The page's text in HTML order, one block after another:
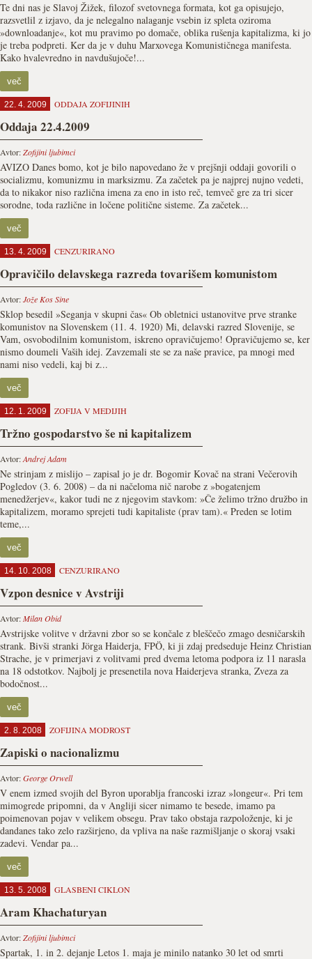
Te dni nas je Slavoj Žižek, filozof svetovnega formata, kot ga opisujejo,
razsvetlil z izjavo, da je nelegalno nalaganje vsebin iz spleta oziroma
»downloadanje«, kot mu pravimo po domače, oblika rušenja kapitalizma, ki jo
je treba podpreti. Ker da je v duhu Marxovega Komunističnega manifesta.
Kako hvalevredno in navdušujoče!...
več
22. 4. 2009 ODDAJA ZOFIJINIH
Oddaja 22.4.2009
Avtor:Zofijini ljubimci
AVIZO Danes bomo, kot je bilo napovedano že v prejšnji oddaji govorili o
socializmu, komunizmu in marksizmu. Za začetek pa je najprej nujno vedeti,
da to nikakor niso različna imena za eno in isto reč, temveč gre za tri sicer
sorodne, toda različne in ločene politične sisteme. Za začetek...
več
13. 4. 2009 CENZURIRANO
Opravičilo delavskega razreda tovarišem komunistom
Avtor:Jože Kos Sine
Sklop besedil »Seganja v skupni čas« Ob obletnici ustanovitve prve stranke
komunistov na Slovenskem (11. 4. 1920) Mi, delavski razred Slovenije, se
Vam, osvobodilnim komunistom, iskreno opravičujemo! Opravičujemo se, ker
nismo doumeli Vaših idej. Zavzemali ste se za naše pravice, pa mnogi med
nami niso vedeli, kaj bi z...
več
12. 1. 2009 ZOFIJA V MEDIJIH
Tržno gospodarstvo še ni kapitalizem
Avtor:Andrej Adam
Ne strinjam z mislijo – zapisal jo je dr. Bogomir Kovač na strani Večerovih
Pogledov (3. 6. 2008) – da ni načeloma nič narobe z »bogatenjem
menedžerjev«, kakor tudi ne z njegovim stavkom: »Če želimo tržno družbo in
kapitalizem, moramo sprejeti tudi kapitaliste (prav tam).« Preden se lotim
teme,...
več
14. 10. 2008 CENZURIRANO
Vzpon desnice v Avstriji
Avtor:Milan Obid
Avstrijske volitve v državni zbor so se končale z bleščečo zmago desničarskih
strank. Bivši stranki Jörga Haiderja, FPÖ, ki ji zdaj predseduje Heinz Christian
Strache, je v primerjavi z volitvami pred dvema letoma podpora iz 11 narasla
na 18 odstotkov. Najbolj je presenetila nova Haiderjeva stranka, Zveza za
bodočnost...
več
2. 8. 2008 ZOFIJINA MODROST
Zapiski o nacionalizmu
Avtor:George Orwell
V enem izmed svojih del Byron uporablja francoski izraz »longeur«. Pri tem
mimogrede pripomni, da v Angliji sicer nimamo te besede, imamo pa
poimenovan pojav v velikem obsegu. Prav tako obstaja razpoloženje, ki je
dandanes tako zelo razširjeno, da vpliva na naše razmišljanje o skoraj vsaki
zadevi. Vendar pa...
več
13. 5. 2008 GLASBENI CIKLON
Aram Khachaturyan
Avtor:Zofijini ljubimci
Spartak, 1. in 2. dejanje Letos 1. maja je minilo natanko 30 let od smrti